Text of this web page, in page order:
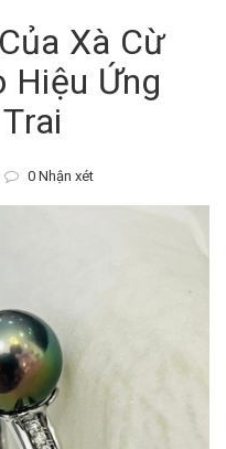
Xà Cừ
Hiệu Ứng
0 Nhận xét